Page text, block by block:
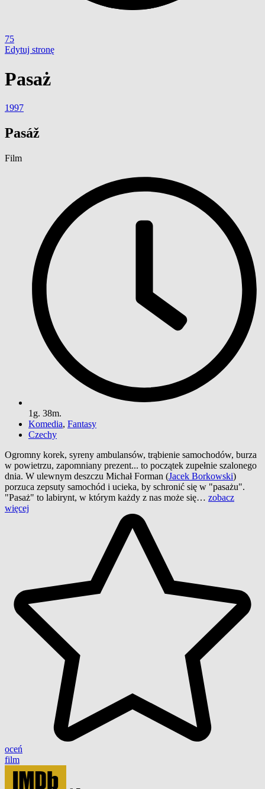
75
Edytuj stronę
Pasaż
1997
Pasáž
Film
1g. 38m.
Komedia, Fantasy
Czechy
Ogromny korek, syreny ambulansów, trąbienie samochodów, burza
w powietrzu, zapomniany prezent... to początek zupełnie szalonego
dnia. W ulewnym deszczu Michał Forman (Jacek Borkowski)
porzuca zepsuty samochód i ucieka, by schronić się w "pasażu".
"Pasaż" to labirynt, w którym każdy z nas może się… zobacz
więcej
oceń
film